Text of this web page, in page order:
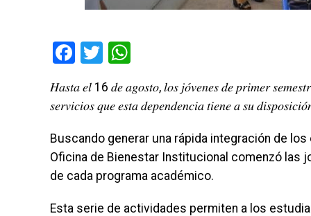
Facebook
Twitter
𝐻𝑎𝑠𝑡𝑎 𝑒𝑙 16 𝑑𝑒 𝑎𝑔𝑜𝑠𝑡𝑜, 𝑙𝑜𝑠 𝑗𝑜́𝑣𝑒𝑛𝑒𝑠 𝑑𝑒 𝑝𝑟𝑖𝑚𝑒𝑟
𝑠𝑒𝑟𝑣𝑖𝑐𝑖𝑜𝑠 𝑞𝑢𝑒 𝑒𝑠𝑡𝑎 𝑑𝑒𝑝𝑒𝑛𝑑𝑒𝑛𝑐𝑖𝑎 𝑡𝑖𝑒𝑛𝑒 𝑎 𝑠𝑢
Buscando generar una rápida integración de
Oficina de Bienestar Institucional comenzó las
de cada programa académico.
Esta serie de actividades permiten a los